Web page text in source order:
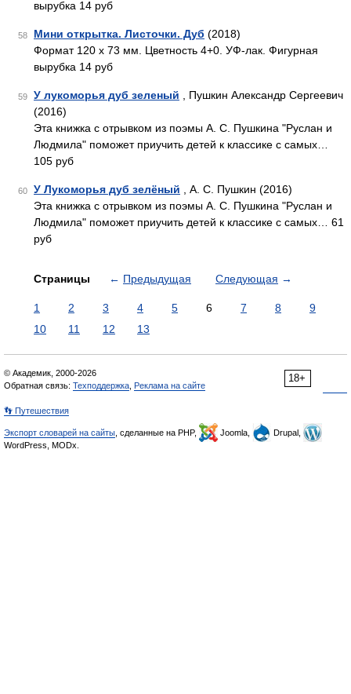
вырубка 14 руб
58 Мини открытка. Листочки. Дуб (2018)
Формат 120 х 73 мм. Цветность 4+0. УФ-лак. Фигурная
вырубка 14 руб
59 У лукоморья дуб зеленый , Пушкин Александр Сергеевич
(2016)
Эта книжка с отрывком из поэмы А. С. Пушкина "Руслан и
Людмила" поможет приучить детей к классике с самых…
105 руб
60 У Лукоморья дуб зелёный , А. С. Пушкин (2016)
Эта книжка с отрывком из поэмы А. С. Пушкина "Руслан и
Людмила" поможет приучить детей к классике с самых… 61
руб
Страницы ← Предыдущая Следующая →
1 2 3 4 5 6 7 8
9
10
11 12 13
18+
© Академик, 2000-2026
Обратная связь: Техподдержка Реклама на сайте
👣 Путешествия
Экспорт словарей на сайты , сделанные на PHP, Joomla,
Drupal,
WordPress, MODx.